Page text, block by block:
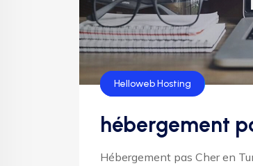
Hébergement
Helloweb Hosting
hébergement
Hébergement pas Cher en